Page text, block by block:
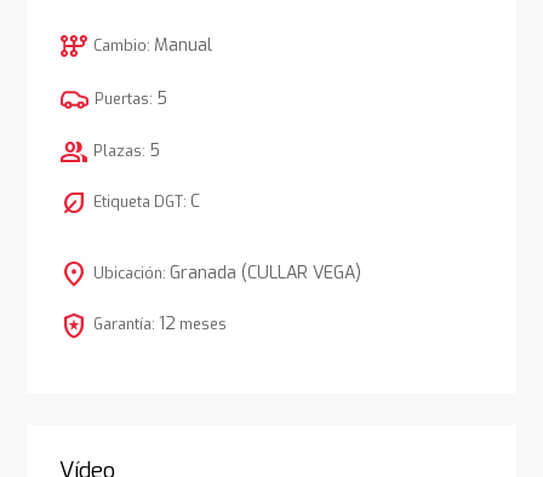
auto_transmission Cambio: Manual
Puertas: 5
group Plazas: 5
nest_eco_leaf Etiqueta DGT: C
location_on Ubicación: Granada (CULLAR VEGA)
local_police Garantía: 12 meses
Vídeo